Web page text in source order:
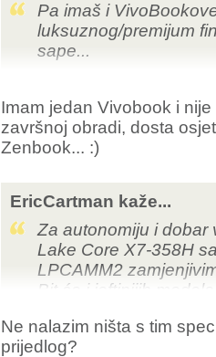
Pa imaš i
luksuznog/premijum
sape...
Imam jedan Vivobook i
završnoj obradi, dosta
Zenbook... :)
EricCartman kaže...
Za autonomiju i dobar
Lake Core X7-358H
LPCAMM2
Bit će i jeftinijih
Edit: mislim možeš imat
Ne nalazim ništa s tim
prijedlog?